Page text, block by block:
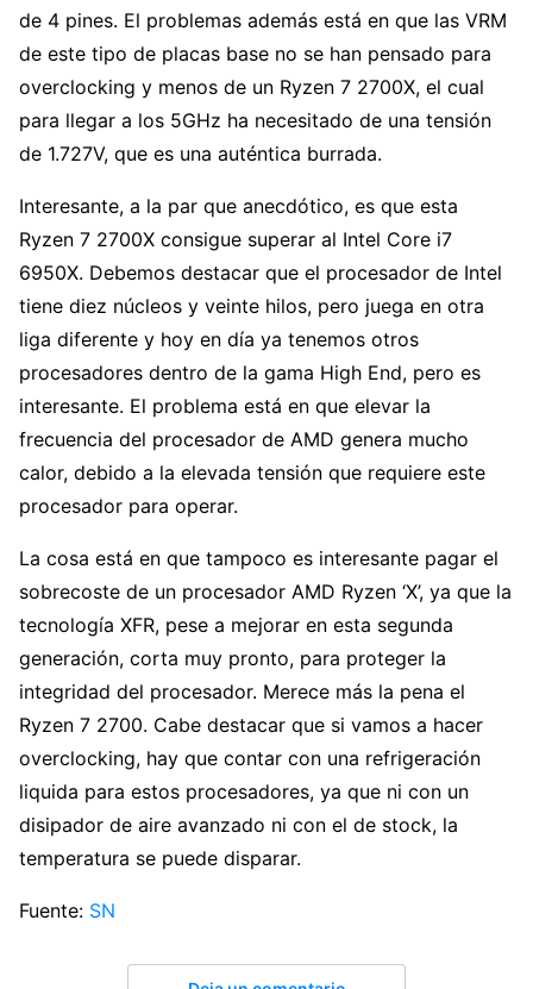
de 4 pines. El problemas además está en que las VRM
de este tipo de placas base no se han pensado para
overclocking y menos de un Ryzen 7 2700X, el cual
para llegar a los 5GHz ha necesitado de una tensión
de 1.727V, que es una auténtica burrada.
Interesante, a la par que anecdótico, es que esta
Ryzen 7 2700X consigue superar al Intel Core i7
6950X. Debemos destacar que el procesador de Intel
tiene diez núcleos y veinte hilos, pero juega en otra
liga diferente y hoy en día ya tenemos otros
procesadores dentro de la gama High End, pero es
interesante. El problema está en que elevar la
frecuencia del procesador de AMD genera mucho
calor, debido a la elevada tensión que requiere este
procesador para operar.
La cosa está en que tampoco es interesante pagar el
sobrecoste de un procesador AMD Ryzen ‘X’, ya que la
tecnología XFR, pese a mejorar en esta segunda
generación, corta muy pronto, para proteger la
integridad del procesador. Merece más la pena el
Ryzen 7 2700. Cabe destacar que si vamos a hacer
overclocking, hay que contar con una refrigeración
liquida para estos procesadores, ya que ni con un
disipador de aire avanzado ni con el de stock, la
temperatura se puede disparar.
Fuente: SN